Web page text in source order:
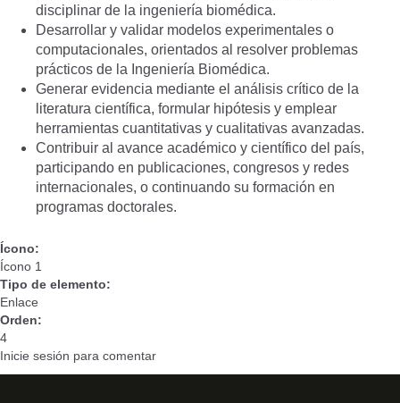
disciplinar de la ingeniería biomédica.
Desarrollar y validar modelos experimentales o
computacionales, orientados al resolver problemas
prácticos de la Ingeniería Biomédica.
Generar evidencia mediante el análisis crítico de la
literatura científica, formular hipótesis y emplear
herramientas cuantitativas y cualitativas avanzadas.
Contribuir al avance académico y científico del país,
participando en publicaciones, congresos y redes
internacionales, o continuando su formación en
programas doctorales.
Ícono:
Ícono 1
Tipo de elemento:
Enlace
Orden:
4
Inicie sesión para comentar